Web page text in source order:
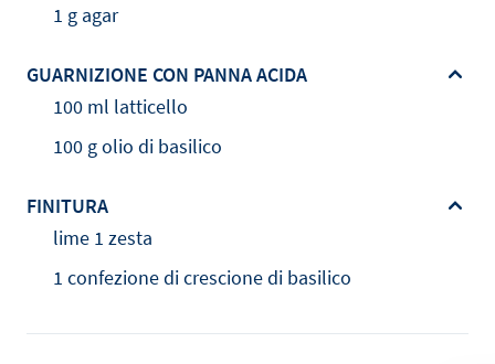
1 g agar
GUARNIZIONE CON PANNA ACIDA
100 ml latticello
100 g olio di basilico
FINITURA
lime 1 zesta
1 confezione di crescione di basilico